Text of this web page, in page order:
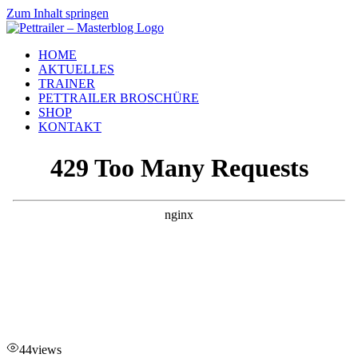
Zum Inhalt springen
HOME
AKTUELLES
TRAINER
PETTRAILER BROSCHÜRE
SHOP
KONTAKT
44views